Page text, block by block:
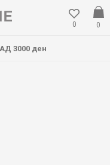
0
0
3000 ден